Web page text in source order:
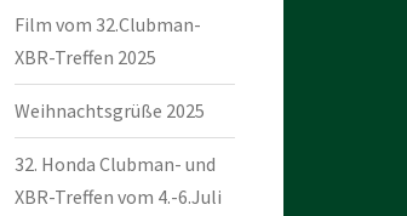
Film vom 32.Clubman-
XBR-Treffen 2025
Weihnachtsgrüße 2025
32. Honda Clubman- und
XBR-Treffen vom 4.-6.Juli